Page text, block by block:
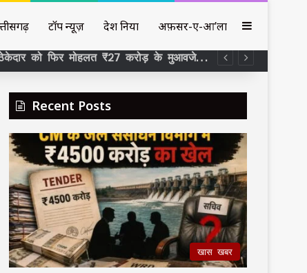
टॉप न्यूज़ देश दुनिया अफ़सर-ए-आ’ला
Sidebar
हुआ बड़ा सवाल
Recent Posts
खास खबर